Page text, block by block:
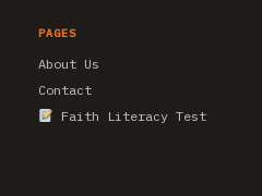
PAGES
About Us
Contact
Faith Literacy Test